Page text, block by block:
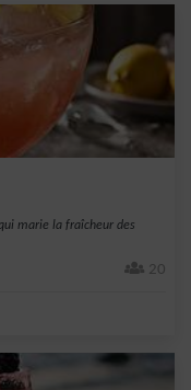
marie la fraîcheur des
20